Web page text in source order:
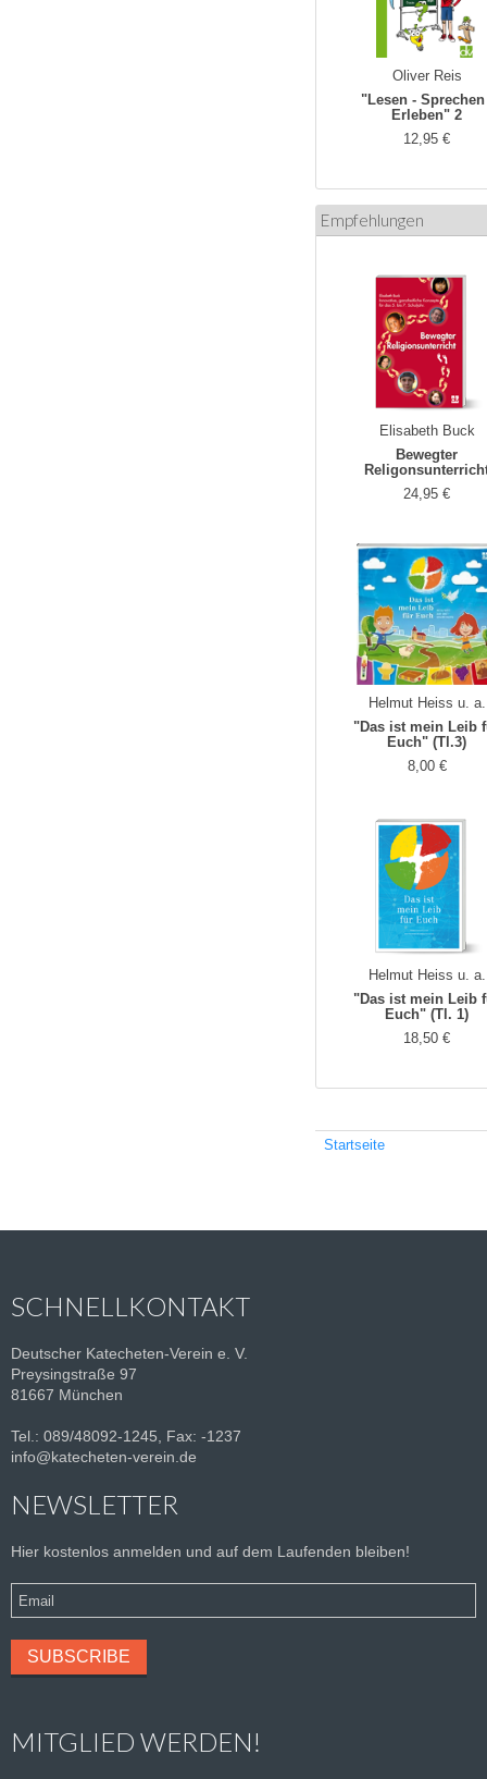
Oliver Reis
"Lesen - Sprechen
Erleben" 2
12,95 €
Empfehlungen
Elisabeth Buck
Bewegter
24,95 €
Helmut Heiss u. a.
"Das ist mein Leib
Euch" (Tl.3)
8,00 €
Helmut Heiss u. a.
"Das ist mein Leib
Euch" (Tl. 1)
18,50 €
Startseite
SCHNELLKONTAKT
Deutscher Katecheten-Verein e. V.
Preysingstraße 97
81667 München
Tel.: 089/48092-1245, Fax: -1237
info@katecheten-verein.de
NEWSLETTER
Hier kostenlos anmelden und auf dem Laufenden bleiben!
MITGLIED WERDEN!